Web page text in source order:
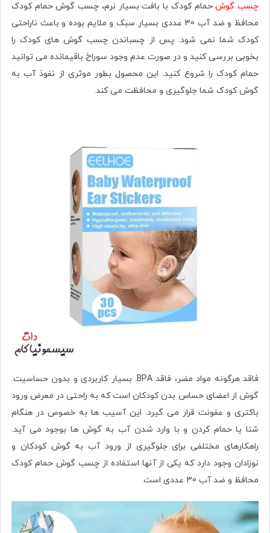
چسب گوشحمام کودک با بافت بسیار نرم، چسب گوش حمام کودک
محافظ و ضد آب 30 عددی بسیار سبک و ملایم بوده و باعث ناراحتی
کودک شما نمی شود. پس از چسباندن چسب گوش های کودک را
بخوبی بررسی کنید و در صورت عدم وجود سوراخ باقیمانده می توانید
حمام کودک را شروع کنید. این محصول بطور موثری از نفوذ آب به
گوش کودک شما جلوگیری و محافظت می کند.
فاقد هرگونه مواد مضر، فاقد BPA. بسیار کاربردی و بدون حساسیت.
گوش از اعضای حساس بدن کودکان است که به راحتی در معرض ورود
باکتری و عفونت قرار می گیرد. این آسیب ها به خصوص در هنگام
شنا یا حمام کردن و با وارد شدن آب به گوش‌ ها بوجود می آید.
راهکارهای مختلفی برای جلوگیری از ورود آب به گوش کودکان و
نوزادان وجود دارد که یکی از آنها استفاده از چسب گوش حمام کودک
محافظ و ضد آب 30 عددی است.